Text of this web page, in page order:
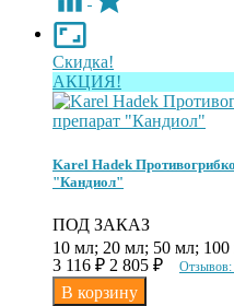
Скидка!
АКЦИЯ!
Karel Hadek
"Кандиол"
ПОД ЗАКАЗ
10 мл; 20 мл; 50 мл;
3 116 ₽ 2 805 ₽ Отзывов: